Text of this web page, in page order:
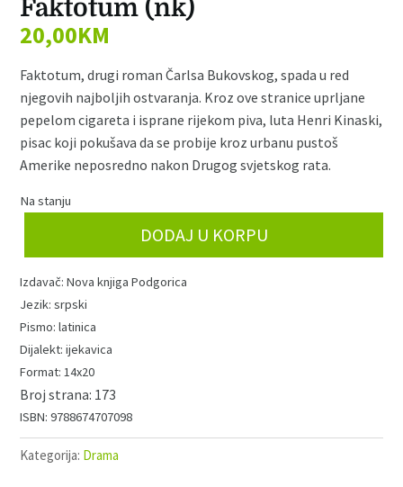
Faktotum (nk)
20,00KM
Faktotum, drugi roman Čarlsa Bukovskog, spada u red
njegovih najboljih ostvaranja. Kroz ove stranice uprljane
pepelom cigareta i isprane rijekom piva, luta Henri Kinaski,
pisac koji pokušava da se probije kroz urbanu pustoš
Amerike neposredno nakon Drugog svjetskog rata.
Na stanju
DODAJ U KORPU
Nova knjiga Podgorica
srpski
latinica
ijekavica
14x20
173
9788674707098
Kategorija: Drama